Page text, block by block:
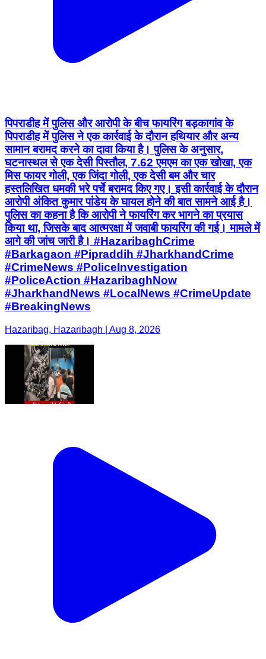
पिपराडीह में पुलिस और आरोपी के बीच फायरिंग बड़कागांव के
पिपराडीह में पुलिस ने एक कार्रवाई के दौरान हथियार और अन्य
सामान बरामद करने का दावा किया है। पुलिस के अनुसार,
घटनास्थल से एक देसी पिस्तौल, 7.62 एमएम का एक खोखा, एक
मिस फायर गोली, एक जिंदा गोली, एक देसी बम और चार
हस्तलिखित धमकी भरे पर्चे बरामद किए गए। इसी कार्रवाई के दौरान
आरोपी अंकित कुमार पांडेय के घायल होने की बात सामने आई है।
पुलिस का कहना है कि आरोपी ने फायरिंग कर भागने का प्रयास
किया था, जिसके बाद आत्मरक्षा में जवाबी फायरिंग की गई। मामले में
आगे की जांच जारी है। #HazaribaghCrime
#Barkagaon #Pipraddih #JharkhandCrime
#CrimeNews #PoliceInvestigation
#PoliceAction #HazaribaghNow
#JharkhandNews #LocalNews #CrimeUpdate
#BreakingNews
Hazaribag, Hazaribagh | Aug 8, 2026